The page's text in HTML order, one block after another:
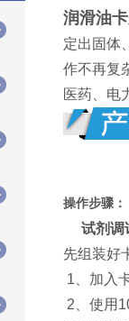
润滑油
定出固体
作不再复
医药、电
操作步骤：
试剂调
先组装好
1、加入
2、使用